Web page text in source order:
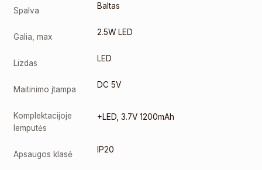
Spalva Baltas
Galia, max 2.5W LED
Lizdas LED
Maitinimo įtampa DC 5V
Komplektacijoje
lemputės
+LED ,3.7V 1200mAh
Apsaugos klasė IP20